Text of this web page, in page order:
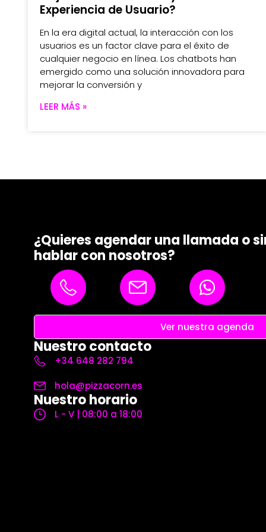
Experiencia de Usuario?
En la era digital actual, la interacción con los
usuarios es un factor clave para el éxito de
cualquier negocio en línea. Los chatbots han
emergido como una solución innovadora para
mejorar la conversión y
LEER MÁS »
¿Quieres agendar una llamada o
hablar con nosotros?
Ver nuestra agenda
Nuestro contacto
+34 648 282 794
hola@pizzacorn.es
Nuestro horario
L - V | 08:00 a 18:00